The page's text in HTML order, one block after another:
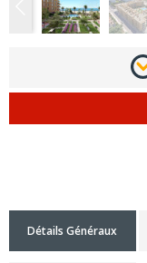
Détails Généraux